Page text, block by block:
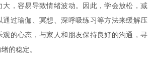
大，容易导致情绪波动。因此，学会放松，减
通过瑜伽、冥想、深呼吸练习等方法来缓解压
观的心态，与家人和朋友保持良好的沟通，寻
的稳定。